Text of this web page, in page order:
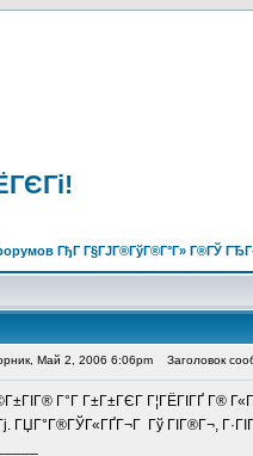
ГђГ Г§ГЈГ®ГўГ®Г°Г» Г®ГЎ
Май 2, 2006 6:06pm Заголовок
Г°Г Г±Г±ГЄГ Г¦ГЁГІГҐ Г®
ГЏГ°Г®ГЎГ«ГҐГ¬Г Гў ГІГ®Г¬,